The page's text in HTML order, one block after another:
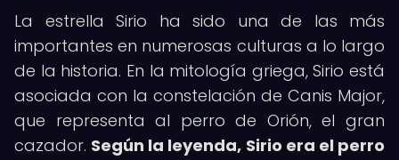
La estrella Sirio ha sido una de las más
importantes en numerosas culturas a lo largo
de la historia. En la mitología griega, Sirio está
asociada con la constelación de Canis Major,
que representa al perro de Orión, el gran
cazador. Según la leyenda, Sirio era el perro